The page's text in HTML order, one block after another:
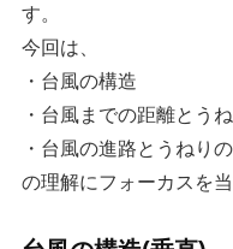
す。
今回は、
・台風の構造
・台風までの距離とう
・台風の進路とうねり
の理解にフォーカスを